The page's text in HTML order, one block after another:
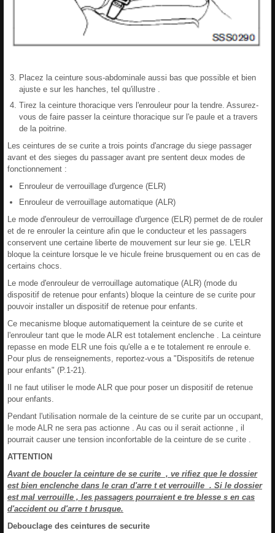
Placez la ceinture sous-abdominale aussi bas que possible et bien
ajuste e sur les hanches, tel qu'illustre .
Tirez la ceinture thoracique vers l'enrouleur pour la tendre. Assurez-
vous de faire passer la ceinture thoracique sur l'e paule et a travers
de la poitrine.
Les ceintures de se curite a trois points d'ancrage du siege passager
avant et des sieges du passager avant pre sentent deux modes de
fonctionnement :
Enrouleur de verrouillage d'urgence (ELR)
Enrouleur de verrouillage automatique (ALR)
Le mode d'enrouleur de verrouillage d'urgence (ELR) permet de de rouler
et de re enrouler la ceinture afin que le conducteur et les passagers
conservent une certaine liberte de mouvement sur leur sie ge. L'ELR
bloque la ceinture lorsque le ve hicule freine brusquement ou en cas de
certains chocs.
Le mode d'enrouleur de verrouillage automatique (ALR) (mode du
dispositif de retenue pour enfants) bloque la ceinture de se curite pour
pouvoir installer un dispositif de retenue pour enfants.
Ce mecanisme bloque automatiquement la ceinture de se curite et
l'enrouleur tant que le mode ALR est totalement enclenche . La ceinture
repasse en mode ELR une fois qu'elle a e te totalement re enroule e.
Pour plus de renseignements, reportez-vous a "Dispositifs de retenue
pour enfants" (P.1-21).
Il ne faut utiliser le mode ALR que pour poser un dispositif de retenue
pour enfants.
Pendant l'utilisation normale de la ceinture de se curite par un occupant,
le mode ALR ne sera pas actionne . Au cas ou il serait actionne , il
pourrait causer une tension inconfortable de la ceinture de se curite .
ATTENTION
Avant de boucler la ceinture de se curite , ve rifiez que le dossier
est bien enclenche dans le cran d'arre t et verrouille . Si le dossier
est mal verrouille , les passagers pourraient e tre blesse s en cas
d'accident ou d'arre t brusque.
Debouclage des ceintures de securite